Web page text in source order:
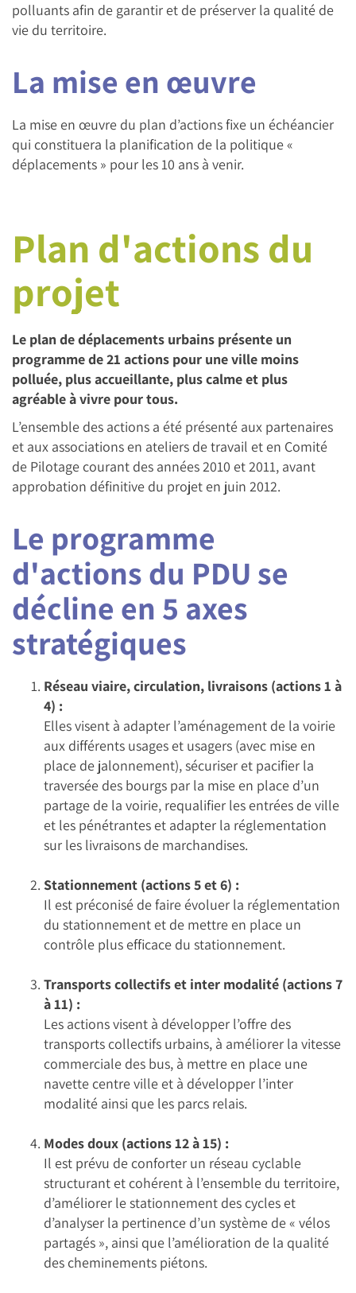
polluants afin de garantir et de préserver la qualité de
vie du territoire.
La mise en œuvre
La mise en œuvre du plan d’actions fixe un échéancier
qui constituera la planification de la politique «
déplacements » pour les 10 ans à venir.
Plan d'actions du
projet
Le plan de déplacements urbains présente un
programme de 21 actions pour une ville moins
polluée, plus accueillante, plus calme et plus
agréable à vivre pour tous.
L’ensemble des actions a été présenté aux partenaires
et aux associations en ateliers de travail et en Comité
de Pilotage courant des années 2010 et 2011, avant
approbation définitive du projet en juin 2012.
Le programme
d'actions du PDU se
décline en 5 axes
stratégiques
Réseau viaire, circulation, livraisons (actions 1 à
4) :
Elles visent à adapter l’aménagement de la voirie
aux différents usages et usagers (avec mise en
place de jalonnement), sécuriser et pacifier la
traversée des bourgs par la mise en place d’un
partage de la voirie, requalifier les entrées de ville
et les pénétrantes et adapter la réglementation
sur les livraisons de marchandises.
Stationnement (actions 5 et 6) :
Il est préconisé de faire évoluer la réglementation
du stationnement et de mettre en place un
contrôle plus efficace du stationnement.
Transports collectifs et inter modalité (actions 7
à 11) :
Les actions visent à développer l’offre des
transports collectifs urbains, à améliorer la vitesse
commerciale des bus, à mettre en place une
navette centre ville et à développer l’inter
modalité ainsi que les parcs relais.
Modes doux (actions 12 à 15) :
Il est prévu de conforter un réseau cyclable
structurant et cohérent à l’ensemble du territoire,
d’améliorer le stationnement des cycles et
d’analyser la pertinence d’un système de « vélos
partagés », ainsi que l’amélioration de la qualité
des cheminements piétons.